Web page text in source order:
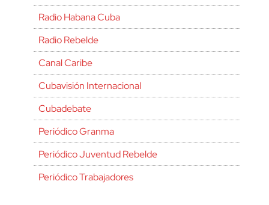
Radio Habana Cuba
Radio Rebelde
Canal Caribe
Cubavisión Internacional
Cubadebate
Periódico Granma
Periódico Juventud Rebelde
Periódico Trabajadores